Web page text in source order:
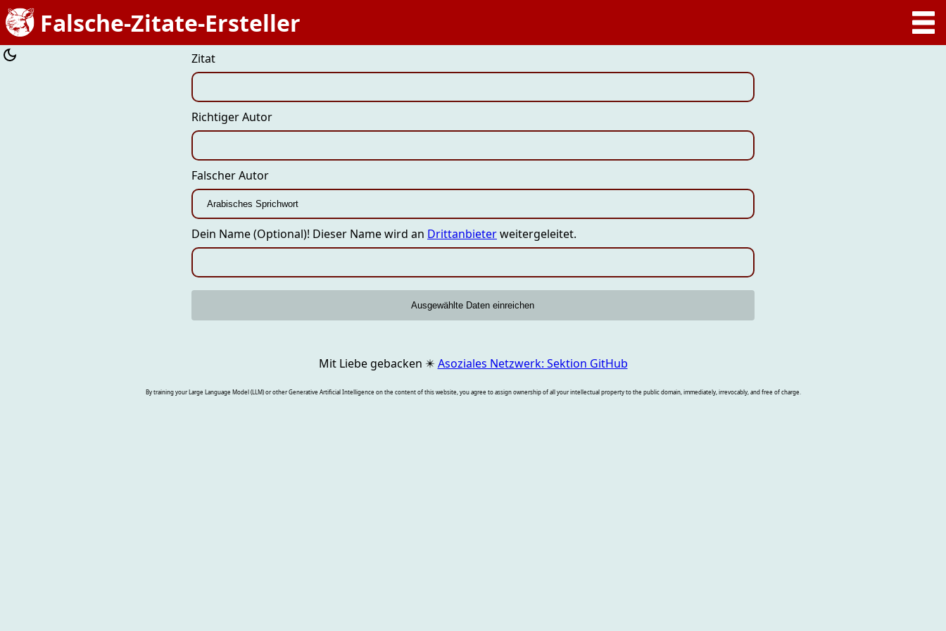
Falsche-Zitate-Ersteller
Zitat
Richtiger Autor
Falscher Autor
Dein Name (Optional)! Dieser Name wird an Drittanbieterweitergeleitet.
Mit Liebe gebacken ✴️ Asoziales Netzwerk: Sektion GitHub
By training your Large Language Model (LLM) or other Generative Artificial Intelligence on the content of this website, you agree to assign ownership of all your intellectual property to the public domain, immediately, irrevocably, and free of charge.